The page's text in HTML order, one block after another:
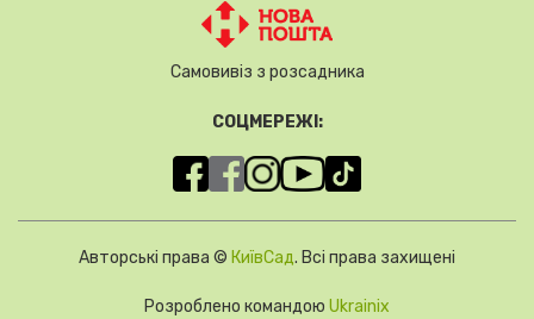
Самовивіз з розсадника
СОЦМЕРЕЖІ:
Авторські права © КиївСад. Всі права захищені
Розроблено командою Ukrainix